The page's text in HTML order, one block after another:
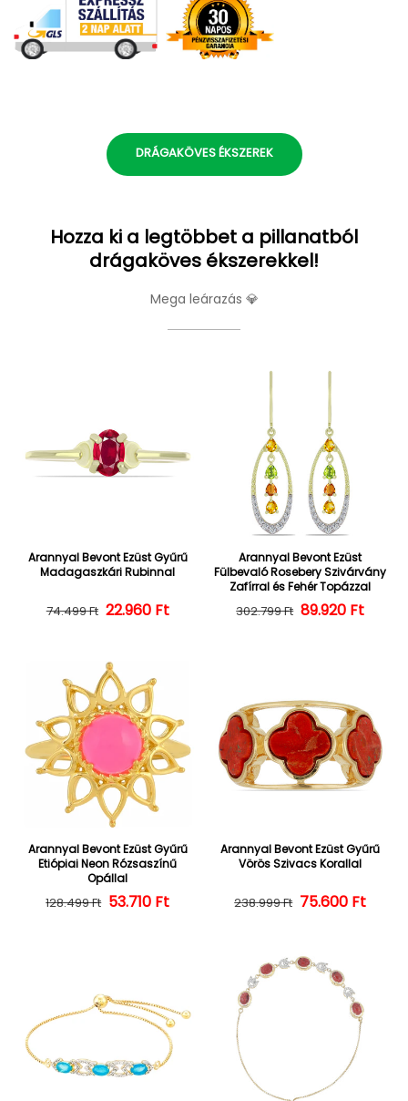
DRÁGAKÖVES ÉKSZEREK
Hozza ki a legtöbbet a pillanatból
drágaköves ékszerekkel!
Mega leárazás 💎
Arannyal Bevont Ezüst Gyűrű
Madagaszkári Rubinnal
Normál ár
74.499 Ft Kedvezményes ár
22.960 Ft
Arannyal Bevont Ezüst
Fülbevaló Rosebery Szivárvány
Zafírral és Fehér Topázzal
Normál ár
302.799 Ft 89.920 Ft
Arannyal Bevont Ezüst Gyűrű
Etiópiai Neon Rózsaszínű
Opállal
Normál ár
128.499 Ft Kedvezményes ár
53.710 Ft
Arannyal Bevont Ezüst Gyűrű
Vörös Szivacs Korallal
Normál ár
238.999 Ft 75.600 Ft